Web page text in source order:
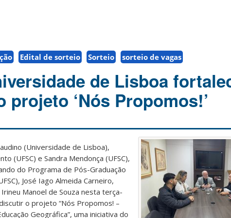
Edital de sorteio Sorteio sorteio de vagas
de Lisboa
projeto ‘Nós Propomos!’
(Universidade de Lisboa),
(UFSC) e Sandra Mendonça (UFSC),
do Programa de Pós-Graduação
José Iago Almeida Carneiro,
Manoel de Souza nesta terça-
o projeto “Nós Propomos! –
Geográfica”, uma iniciativa do